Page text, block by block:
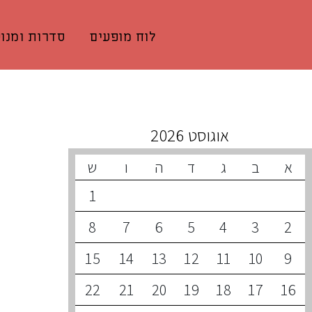
לוח מופעים סדרות
אוגוסט 2026
א ב ג ד ה ו
ש
1
2
3
4
5
6
7
8
9
10
11
12
13
14
15
16
17
18
19
20
21
22